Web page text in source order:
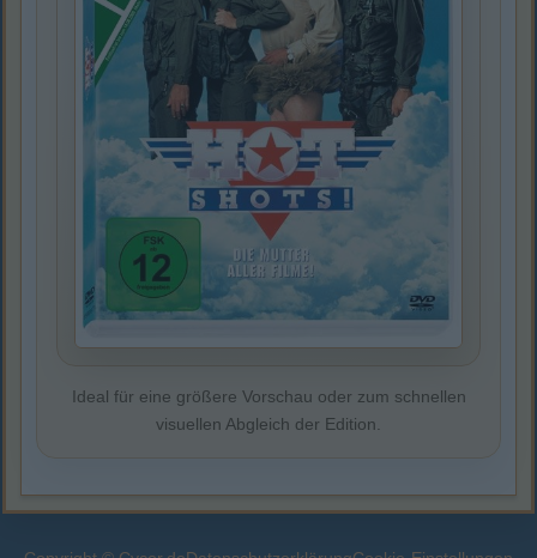
Ideal für eine größere Vorschau oder zum schnellen
visuellen Abgleich der Edition.